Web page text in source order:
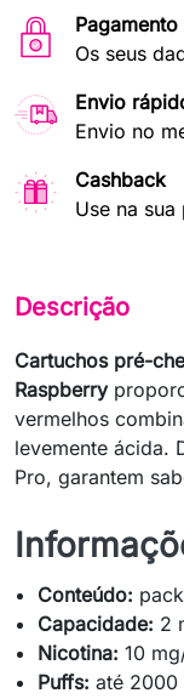
Os seus
Envio
Envio no
Cashback
Use na
Descrição
Cartuchos pré-
Raspberry
vermelhos
levemente ácida.
Pro, garantem
Conteúdo:
Capacidade: 2
Nicotina: 10
Puffs: até 2000